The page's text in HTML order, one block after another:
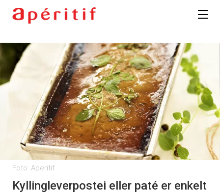
Foto: Aperitif
Kyllingleverpostei eller paté er enkelt